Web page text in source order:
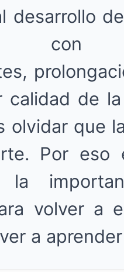
desarrollo
con
calidad de
olvidar que
Por eso
la
volver a
a